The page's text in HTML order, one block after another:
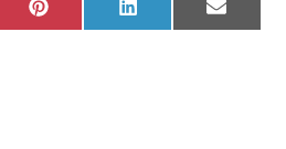
Pinterest LinkedIn Email